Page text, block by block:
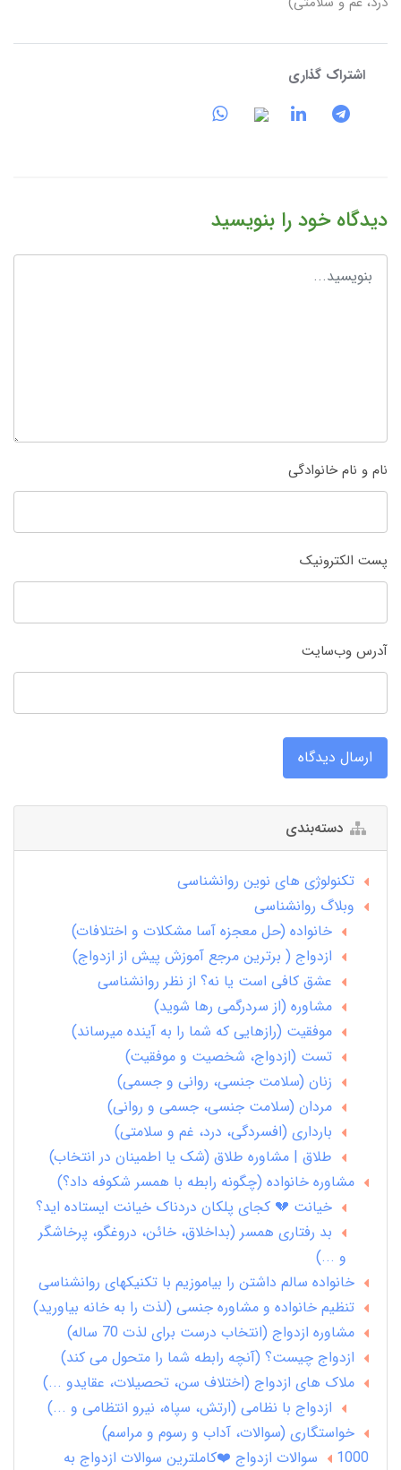
اشتراک گذاری
دیدگاه خود را بنویسید
نام و نام خانوادگی
پست الکترونیک
آدرس وب‌سایت
ارسال دیدگاه
دسته‌بندی
تکنولوژی های نوین روانشناسی
وبلاگ روانشناسی
خانواده (حل معجزه آسا مشکلات و اختلافات)
ازدواج ( برترین مرجع آموزش پیش از ازدواج)
عشق کافی است یا نه؟ از نظر روانشناسی
مشاوره (از سردرگمی رها شوید)
موفقیت (رازهایی که شما را به آینده میرساند)
تست (ازدواج، شخصیت و موفقیت)
زنان (سلامت جنسی، روانی و جسمی)
مردان (سلامت جنسی، جسمی و روانی)
بارداری (افسردگی، درد، غم و سلامتی)
طلاق | مشاوره طلاق (شک یا اطمینان در انتخاب)
مشاوره خانواده (چگونه رابطه با همسر شکوفه داد؟)
خیانت 💔 کجای پلکان دردناک خیانت ایستاده اید؟
بد رفتاری همسر (بداخلاق، خائن، دروغگو، پرخاشگر
و ...)
خانواده سالم داشتن را بیاموزیم با تکنیکهای روانشناسی
تنظیم خانواده و مشاوره جنسی (لذت را به خانه بیاورید)
مشاوره ازدواج (انتخاب درست برای لذت 70 ساله)
ازدواج چیست؟ (آنچه رابطه شما را متحول می کند)
ملاک های ازدواج (اختلاف سن، تحصیلات، عقایدو ...)
ازدواج با نظامی (ارتش، سپاه، نیرو انتظامی و ...)
خواستگاری (سوالات، آداب و رسوم و مراسم)
1000 سوالات ازدواج ❤️کاملترین سوالات ازدواج به